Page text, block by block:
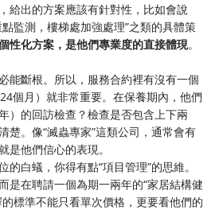
給出的方案應該有針對性，比如會說
監測，樓梯處加強處理”之類的具體策
性化方案，是他們專業度的直接體現。
能斷根。所以，服務合約裡有沒有一個
個月）就非常重要。在保養期內，他們
）的回訪檢查？檢查是否包含上下兩
楚。像“滅蟲專家”這類公司，通常會有
是他們信心的表現。
白蟻，你得有點“項目管理”的思維。
是在聘請一個為期一兩年的“家居結構健
標準不能只看單次價格，更要看他們的